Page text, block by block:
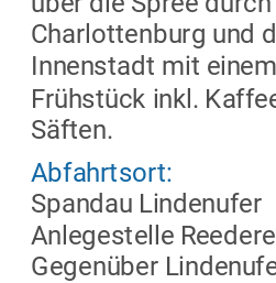
Charlottenburg und
Innenstadt mit
Frühstück inkl.
Säften.
Abfahrtsort:
Spandau Lindenufer
Anlegestelle
Gegenüber